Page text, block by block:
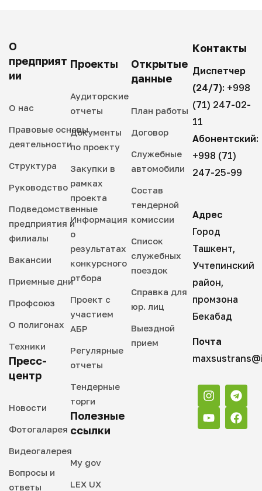
О
предприят
ии
О нас
Правовые основы
деятельности
Структура
Руководство
Подведомственные
предприятия и
филиалы
Вакансии
Приемные дни
Профсоюз
О полигонах
Техники
Пресс-
центр
Новости
Фотогаларея
Видеогалерея
Вопросы и
ответы
Проекты
Аудиторские
отчеты
Документы
по проекту
Закупки в
рамках
проекта
Информация
о
результатах
конкурсного
отбора
Проект с
участием
АБР
Регулярные
отчеты
Тендерные
торги
Полезные
ссылки
My gov
LEX UX
Открытые
данные
План работы
Договор
Служебные
автомобили
Состав
тендерной
комиссии
Список
служебных
поездок
Справка для
юр. лиц
Выездной
прием
Контакты
Диспетчер
(24/7): +998
(71) 247-02-
11
Абонентский:
+998 (71)
247-25-99
Адрес
Город
Ташкент,
Учтепинский
район,
промзона
Бекабад
Почта